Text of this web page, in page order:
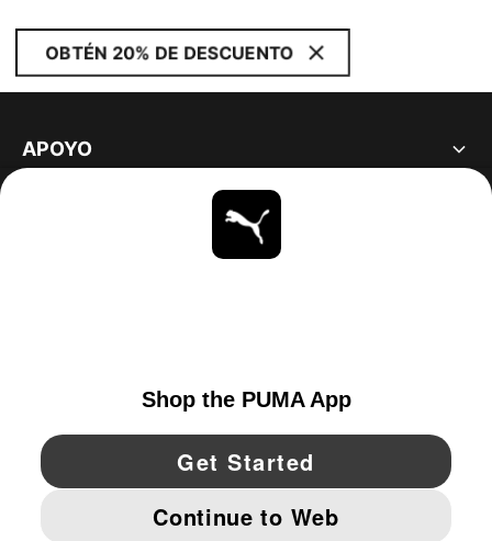
OBTÉN 20% DE DESCUENTO
APOYO
YouTube Twitter Pinterest
IMPRINT AND LEGAL DATA